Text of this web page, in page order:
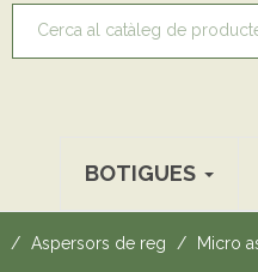
BOTIGUES
Aspersors de reg Micro